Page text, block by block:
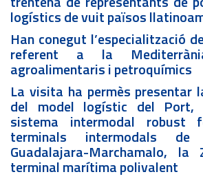
logístics de vuit països
Han conegut l’especialització
referent a la
agroalimentaris i petroquímics
La visita ha permès presentar
del model logístic del Port,
sistema intermodal robust
terminals intermodals
Guadalajara-Marchamalo,
terminal marítima polivalent